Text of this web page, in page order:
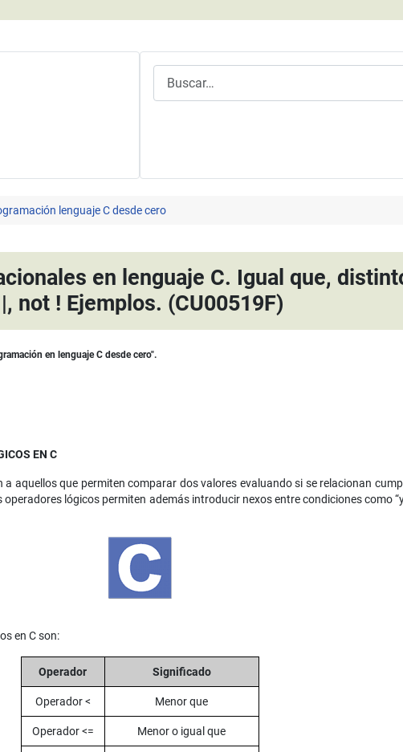
lenguaje C desde cero
en lenguaje C. Igual que,
not ! Ejemplos. (CU00519F)
en lenguaje C desde cero".
EN C
aquellos que permiten comparar dos valores evaluando si se relacionan
lógicos permiten además introducir nexos entre condiciones como
en C son:
Operador Significado
Operador < Menor que
Operador <= Menor o igual que